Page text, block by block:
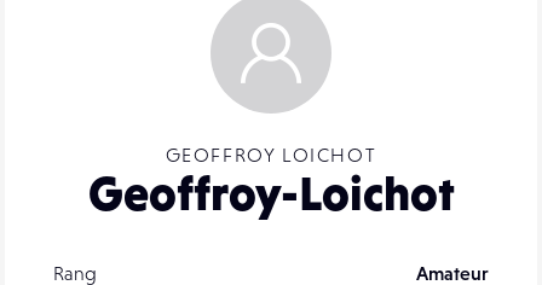
GEOFFROY LOICHOT
Geoffroy-Loichot
Rang
Amateur